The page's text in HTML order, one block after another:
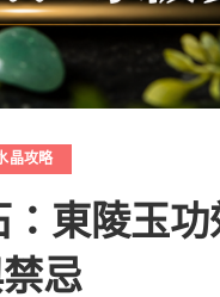
晶攻略
東陵玉
忌